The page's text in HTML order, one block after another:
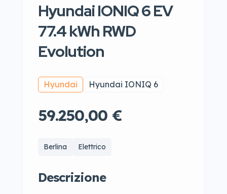
Hyundai IONIQ 6 EV
77.4 kWh RWD
Evolution
Hyundai Hyundai IONIQ 6
59.250,00 €
Berlina Elettrico
Descrizione